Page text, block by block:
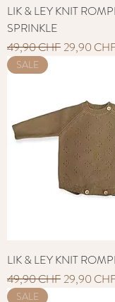
LIK & LEY KNIT
SPRINKLE
Standardpreis
49,90 CHF Sale-Preis
29,90
SALE
LIK & LEY KNIT
Standardpreis
49,90 CHF Sale-Preis
29,90
SALE